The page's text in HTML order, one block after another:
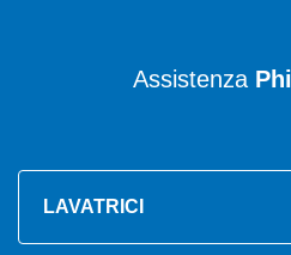
Assistenza
LAVATRICI